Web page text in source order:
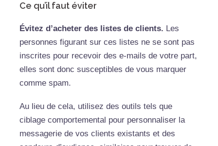
Ce qu’il faut éviter
Évitez d’acheter des listes de clients. Les
personnes figurant sur ces listes ne se sont pas
inscrites pour recevoir des e-mails de votre part,
elles sont donc susceptibles de vous marquer
comme spam.
Au lieu de cela, utilisez des outils tels que
ciblage comportemental pour personnaliser la
messagerie de vos clients existants et des